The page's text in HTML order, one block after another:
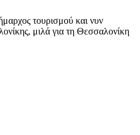
τουρισμού και νυν
μιλά για τη Θεσσαλονίκη